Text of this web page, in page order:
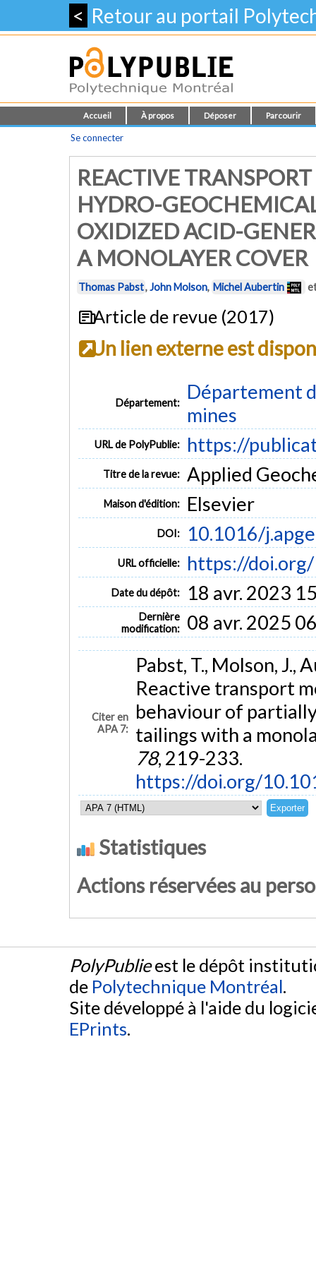
< Retour au portail
Accueil À propos Déposer Parcourir
Se connecter
REACTIVE
HYDRO-
OXIDIZED ACID-
A MONOLAYER COVER
Thomas Pabst,John Molson, Michel Aubertin
Article de revue (2017)
Un lien externe est
Département:
Département
mines
URL de PolyPublie: https://
Titre de la revue: Applied
Maison d'édition: Elsevier
DOI: 10.1016/
URL officielle: https://
Date du dépôt: 18 avr. 2023
Dernière
modification:
08 avr. 2025
Citer en
APA 7:
Pabst, T., Molson, J.,
Reactive transport
behaviour of
tailings with a
78, 219-233.
https://doi.org/
Statistiques
Actions réservées au
PolyPublieest le dépôt
de Polytechnique Montréal.
Site développé à l'aide du
EPrints.